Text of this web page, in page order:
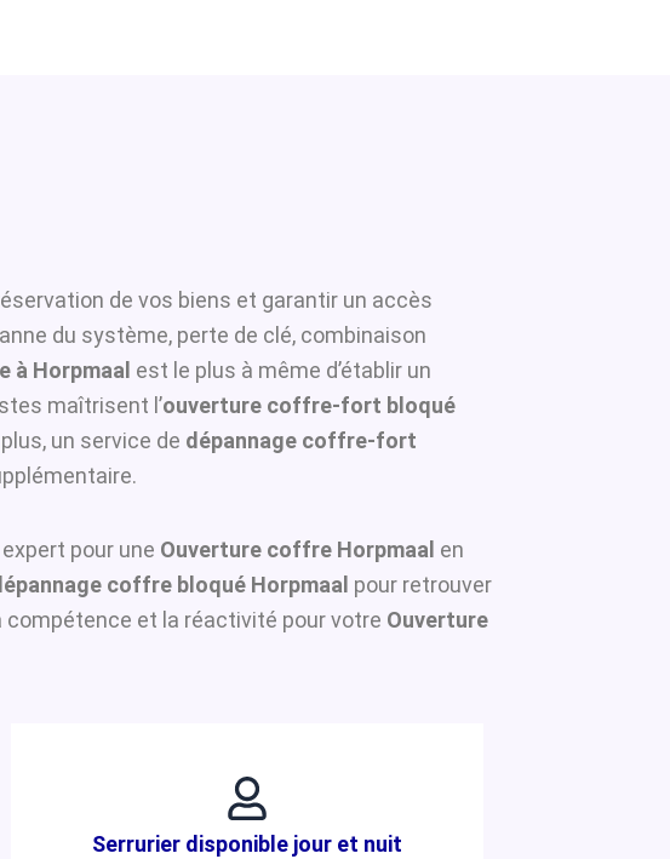
de vos biens et garantir un accès
du système, perte de clé, combinaison
à Horpmaal est le plus à même d’établir un
maîtrisent l’ouverture coffre-fort bloqué
un service de dépannage coffre-fort
pour une Ouverture coffre Horpmaal en
coffre bloqué Horpmaal pour retrouver
compétence et la réactivité pour votre Ouverture
Serrurier disponible jour et nuit